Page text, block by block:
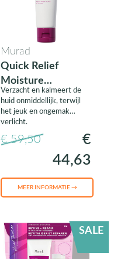
Murad
Quick Relief
Moisture
Treatment
Verzacht en kalmeert de
huid onmiddellijk, terwijl
het jeuk en ongemak
verlicht.
€ 59,50
€
44,63
MEER INFORMATIE →
SALE